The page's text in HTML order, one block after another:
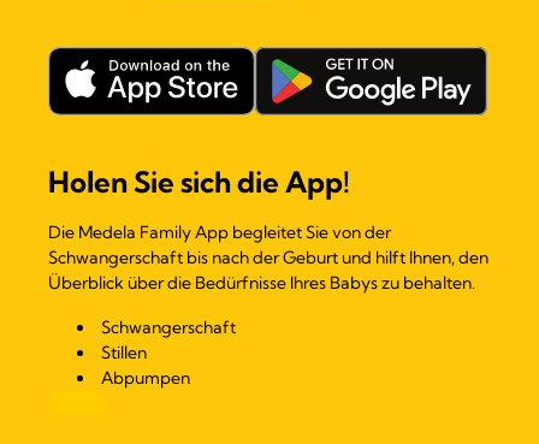
Holen Sie sich die App!
Die Medela Family App begleitet Sie von der
Schwangerschaft bis nach der Geburt und hilft Ihnen, den
Überblick über die Bedürfnisse Ihres Babys zu behalten.
Schwangerschaft
Stillen
Abpumpen